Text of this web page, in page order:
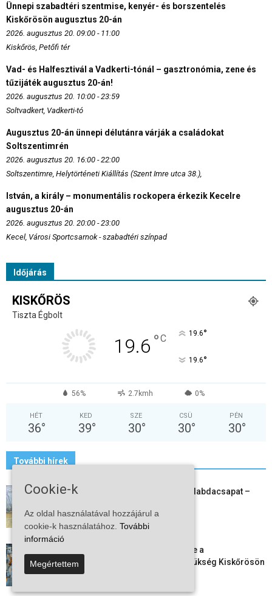
Ünnepi szabadtéri szentmise, kenyér- és borszentelés
Kiskőrösön augusztus 20-án
2026. augusztus 20. 09:00 - 11:00
Kiskőrös, Petőfi tér
Vad- és Halfesztivál a Vadkerti-tónál – gasztronómia, zene és
tűzijáték augusztus 20-án!
2026. augusztus 20. 10:00 - 23:59
Soltvadkert, Vadkerti-tó
Augusztus 20-án ünnepi délutánra várják a családokat
Soltszentimrén
2026. augusztus 20. 16:00 - 22:00
Soltszentimre, Helytörténeti Kiállítás (Szent Imre utca 38.),
István, a király – monumentális rockopera érkezik Kecelre
augusztus 20-án
2026. augusztus 20. 20:00 - 23:00
Kecel, Városi Sportcsarnok - szabadtéri színpad
Időjárás
KISKŐRÖS
Tiszta Égbolt
19.6 °C 19.6°
19.6°
56% 2.7kmh 0%
HÉT
36°
KED
39°
SZE
30°
CSÜ
30°
PÉN
30°
További hírek
Megszűnt a kiskőrösi női kézilabdacsapat –
2026-08-08
Aktuális állásajánlatok: ezekre a
munkavállalókra van most szükség Kiskőrösön
és a...
Cookie-k
Az oldal használatával hozzájárul a
cookie-k használatához. További
információ
Megértettem